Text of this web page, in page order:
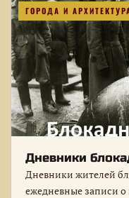
ГОРОДА И
Дневники
Дневники жителей
ежедневные записи о